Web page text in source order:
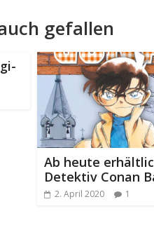
gefallen
Ab heute
Detektiv Conan
2. April 2020 1